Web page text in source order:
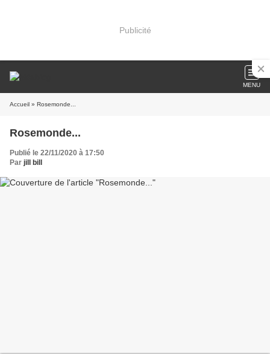
Publicité
MENU
Accueil » Rosemonde...
Rosemonde...
Publié le 22/11/2020 à 17:50
Par jill bill